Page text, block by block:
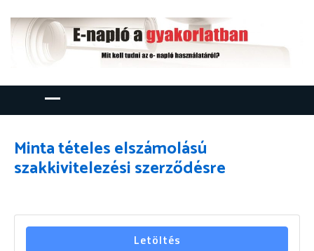
Minta tételes elszámolású
szakkivitelezési szerződésre
Letöltés